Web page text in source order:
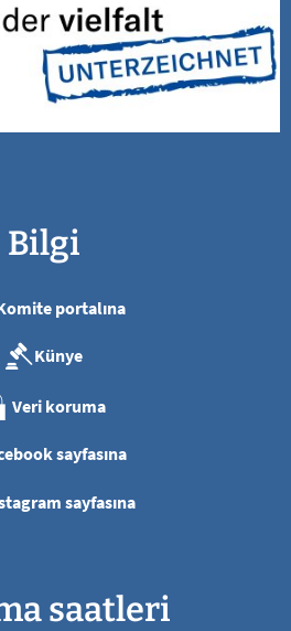
Bilgi
portalına
Künye
Veri koruma
sayfasına
sayfasına
saatleri